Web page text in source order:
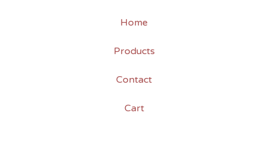
Home
Products
Contact
Cart